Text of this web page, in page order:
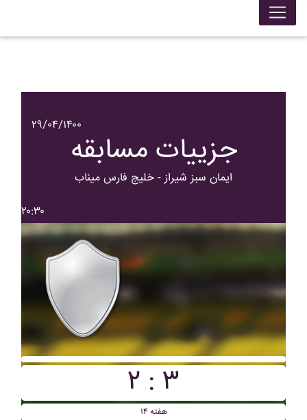
۲۹/۰۴/۱۴۰۰
جزییات مسابقه
ايمان سبز شيراز - خليج فارس ميناب
۲۰:۳۰
۲ : ۳
هفته ۱۴